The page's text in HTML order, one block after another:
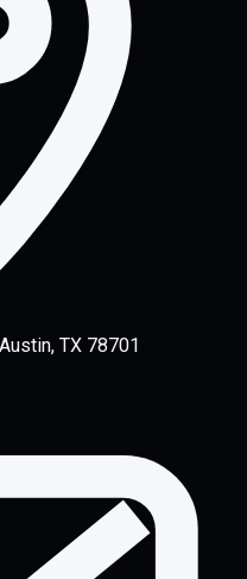
Austin, TX 78701